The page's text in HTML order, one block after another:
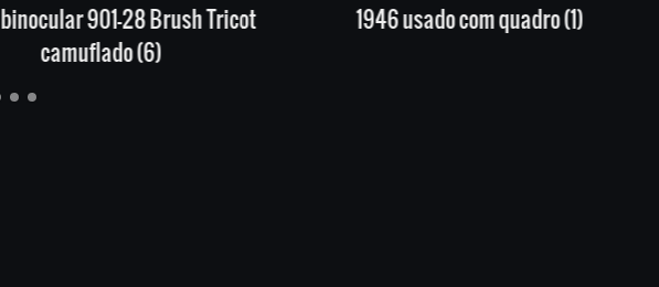
1946 usado com quadro (1) Arnês binocular 901-30